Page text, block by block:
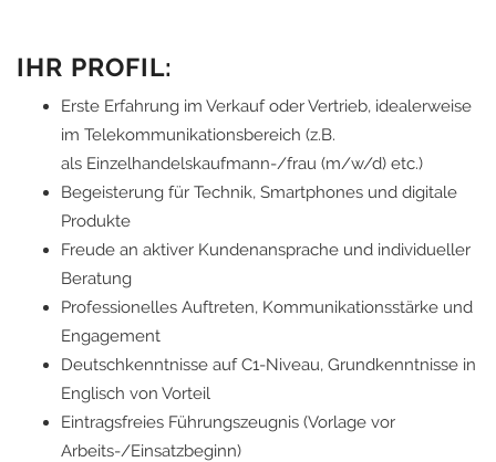
IHR PROFIL:
Erste Erfahrung im Verkauf oder Vertrieb, idealerweise
im Telekommunikationsbereich (z.B.
als Einzelhandelskaufmann-/frau (m/w/d) etc.)
Begeisterung für Technik, Smartphones und digitale
Produkte
Freude an aktiver Kundenansprache und individueller
Beratung
Professionelles Auftreten, Kommunikationsstärke und
Engagement
Deutschkenntnisse auf C1-Niveau, Grundkenntnisse in
Englisch von Vorteil
Eintragsfreies Führungszeugnis (Vorlage vor
Arbeits-/Einsatzbeginn)